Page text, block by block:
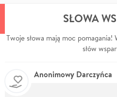
SŁOWA
Twoje słowa mają moc pomagania!
słów
Anonimowy Darczyńca